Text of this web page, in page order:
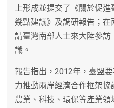
上形成並提交了《關於促
幾點建議》及調研報告；
請臺灣南部人士來大陸參
識。
報告指出，2012年，臺盟
力推動兩岸經濟合作框架
農業、科技、環保等產業